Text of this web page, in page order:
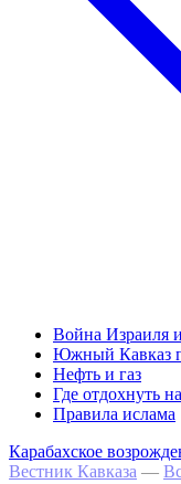
Война Израиля
Южный Кавказ
Нефть и газ
Где отдохнуть
Правила ислама
Карабахское
Вестник Кавказа —